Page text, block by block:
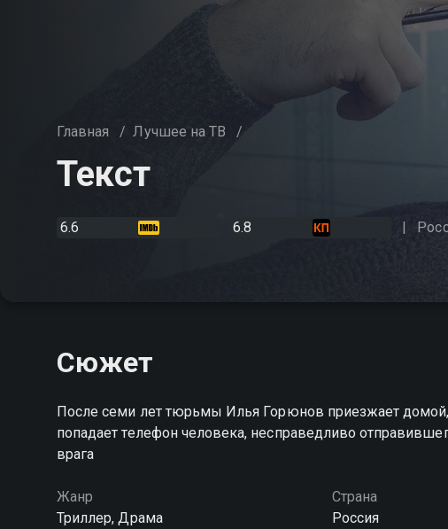
Главная / Лучшее на ТВ /
Текст
6.6 6.8
Сюжет
После семи лет тюрьмы Илья Горюнов приезжает
попадает телефон человека, несправедливо
врага
Жанр
Триллер, Драма
Страна
Россия